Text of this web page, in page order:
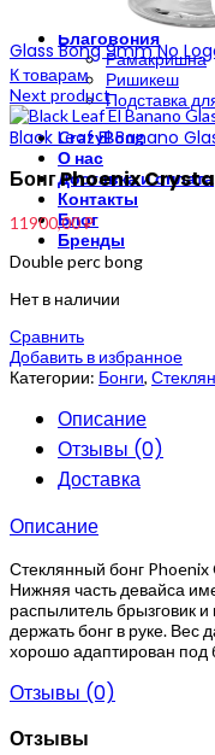
Травяной чай
Благовония
Рамакришна
Ришикеш
Подставка
CrazyBong
О нас
Доставка и оплата
Контакты
Блог
Бренды
Glass Bong 9mm No
К товарам
Next product
Black Leaf El Banano
Бонг Phoenix
11900,00₽
Double perc bong
Нет в наличии
Сравнить
Добавить в избранное
Категории: Бонги,
Описание
Отзывы (0)
Доставка
Описание
Стеклянный бонг
Нижняя часть девайса
распылитель брызговик
держать бонг в руке. Вес
хорошо адаптирован под
Отзывы (0)
Отзывы